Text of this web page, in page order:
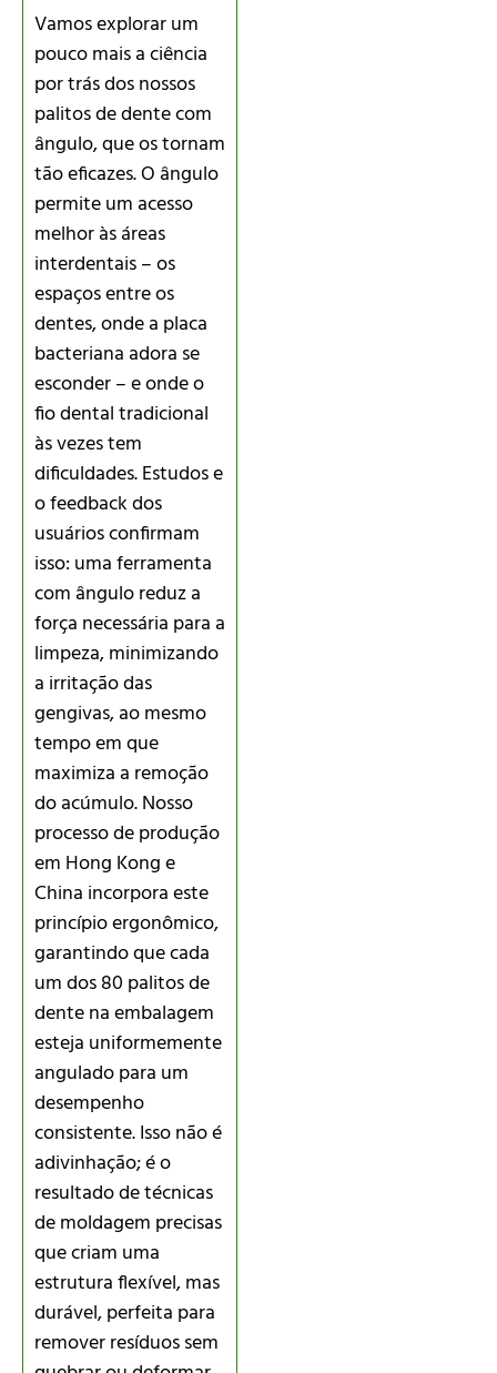
Vamos explorar um
pouco mais a ciência
por trás dos nossos
palitos de dente com
ângulo, que os tornam
tão eficazes. O ângulo
permite um acesso
melhor às áreas
interdentais – os
espaços entre os
dentes, onde a placa
bacteriana adora se
esconder – e onde o
fio dental tradicional
às vezes tem
dificuldades. Estudos e
o feedback dos
usuários confirmam
isso: uma ferramenta
com ângulo reduz a
força necessária para a
limpeza, minimizando
a irritação das
gengivas, ao mesmo
tempo em que
maximiza a remoção
do acúmulo. Nosso
processo de produção
em Hong Kong e
China incorpora este
princípio ergonômico,
garantindo que cada
um dos 80 palitos de
dente na embalagem
esteja uniformemente
angulado para um
desempenho
consistente. Isso não é
adivinhação; é o
resultado de técnicas
de moldagem precisas
que criam uma
estrutura flexível, mas
durável, perfeita para
remover resíduos sem